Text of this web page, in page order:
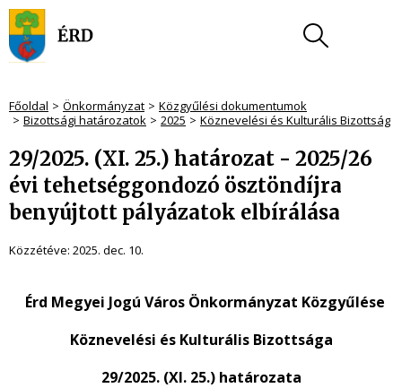
Főoldal Önkormányzat
Közgyűlési dokumentumok
Bizottsági határozatok
2025 Köznevelési és Kulturális Bizottság
29/2025. (XI. 25.) határozat - 2025/26
évi tehetséggondozó ösztöndíjra
benyújtott pályázatok elbírálása
Közzétéve: 2025. dec. 10.
Érd Megyei Jogú Város Önkormányzat Közgyűlése
Köznevelési és Kulturális Bizottsága
29/2025. (XI. 25.) határozata